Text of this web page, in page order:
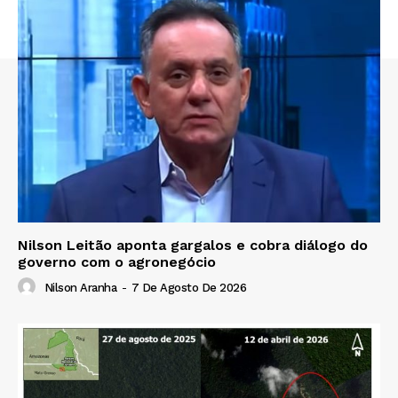
Nilson Leitão aponta gargalos e cobra diálogo do
governo com o agronegócio
Nilson Aranha - 7 De Agosto De 2026